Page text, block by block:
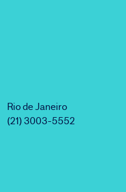
Rio de Janeiro
(21) 3003-5552